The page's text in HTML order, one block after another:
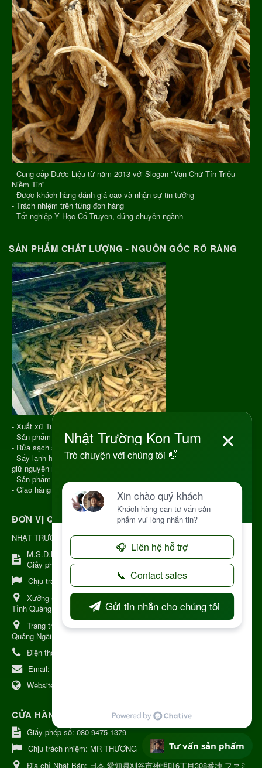
- Cung cấp Dược Liệu từ năm 2013 với Slogan "Vạn Chữ Tín Triệu
Niềm Tin"
- Được khách hàng đánh giá cao và nhận sự tin tưởng
- Trách nhiệm trên từng đơn hàng
- Tốt nghiệp Y Học Cổ Truyền, đúng chuyên ngành
SẢN PHẨM CHẤT LƯỢNG - NGUỒN GỐC RÕ RÀNG
- Xuất xứ Tu Mơ Rông Kon Tum
- Sản phẩm được chọn phẩm chất tốt
- Rửa sạch sau đó cho vào Sấy Lạnh
- Sấy lạnh hiện nay là công nghệ hiện đại để sấy khô dược liệu giúp
giữ nguyên màu sắc, hương vị, chất lượng
- Sản phẩm hút chân không
- Giao hàng COD toàn quốc
ĐƠN VỊ QUẢN LÝ
NHẬT TRƯỜNG KON TUM
M.S.D.N: 8344254367, Cấp tại Kon Tum.
Giấy phép số: Số 38A.8009409/HKD
Chịu trách nhiệm:
Chủ cơ sở Nguyễn Nhật Trường
Xưởng sản xuất:
34 Lý Thường Kiệt, Tổ 6, Phường Kon Tum,
Tỉnh Quảng Ngải
Trang trại Dược Liệu Hữu Cơ:
Quảng Ngãi
Điện thoại:
Email:
Website:
CỬA HÀNG GIỚI THIỆU TẠI NHẬT BẢN
Giấy phép số: 080-9475-1379
Chịu trách nhiệm: MR THƯƠNG
Địa chỉ Nhật Bản: 日本 愛知県刈谷市神明町6丁目308番地 ファミ
Tư vấn sản phẩm